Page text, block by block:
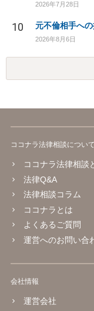
2026年7月28日
10 元不倫相手へ
2026年8月6日
ココナラ法律相談について
ココナラ法律相談
法律Q&A
法律相談コラム
ココナラとは
よくあるご質問
運営へのお問い合
会社情報
運営会社